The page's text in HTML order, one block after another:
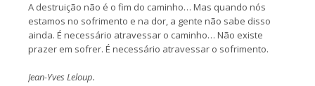
A destruição não é o fim do caminho… Mas quando nós
estamos no sofrimento e na dor, a gente não sabe disso
ainda. É necessário atravessar o caminho… Não existe
prazer em sofrer. É necessário atravessar o sofrimento.
Jean-Yves Leloup.